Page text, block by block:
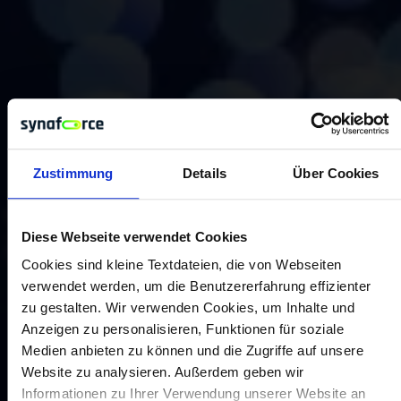
Zustimmung Details Über Cookies
Diese Webseite verwendet Cookies
Cookies sind kleine Textdateien, die von Webseiten
verwendet werden, um die Benutzererfahrung effizienter
zu gestalten. Wir verwenden Cookies, um Inhalte und
Anzeigen zu personalisieren, Funktionen für soziale
Medien anbieten zu können und die Zugriffe auf unsere
Website zu analysieren. Außerdem geben wir
Informationen zu Ihrer Verwendung unserer Website an